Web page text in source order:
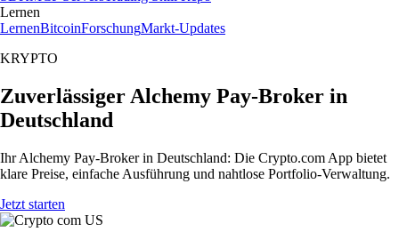
Lernen
LernenBitcoinForschungMarkt-Updates
KRYPTO
Zuverlässiger Alchemy Pay-Broker in
Deutschland
Ihr Alchemy Pay-Broker in Deutschland: Die Crypto.com App bietet
klare Preise, einfache Ausführung und nahtlose Portfolio-Verwaltung.
Jetzt starten